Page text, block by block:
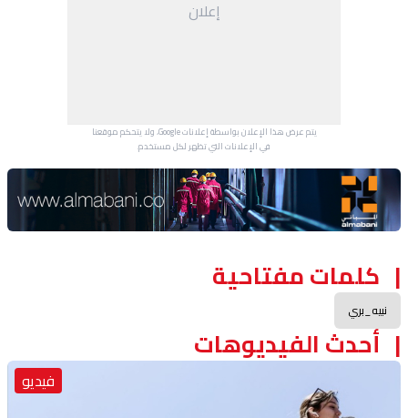
إعلان
يتم عرض هذا الإعلان بواسطة إعلانات Google، ولا يتحكم موقعنا
في الإعلانات التي تظهر لكل مستخدم.
Advertisement Section
كلمات مفتاحية
نبيه_بري
أحدث الفيديوهات
فيديو